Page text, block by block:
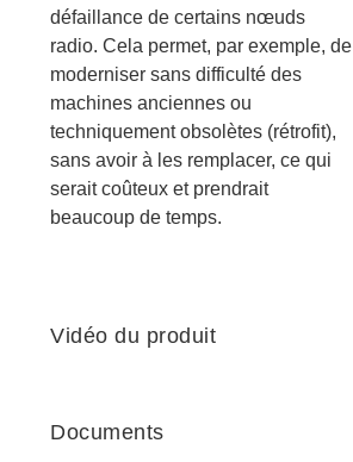
défaillance de certains nœuds
radio. Cela permet, par exemple, de
moderniser sans difficulté des
machines anciennes ou
techniquement obsolètes (rétrofit),
sans avoir à les remplacer, ce qui
serait coûteux et prendrait
beaucoup de temps.
Vidéo du produit
Documents